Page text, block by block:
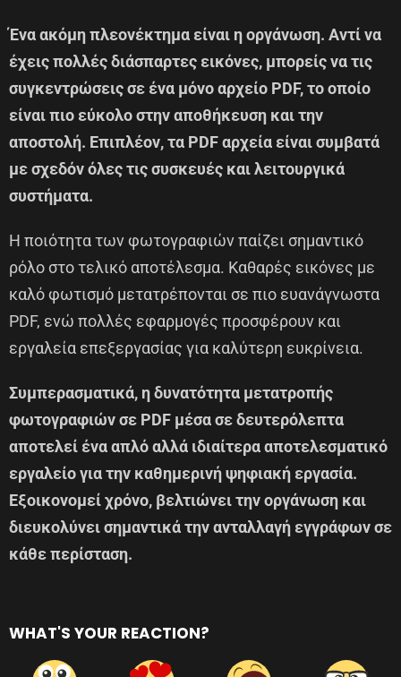
Ένα ακόμη πλεονέκτημα είναι η οργάνωση. Αντί να
έχεις πολλές διάσπαρτες εικόνες, μπορείς να τις
συγκεντρώσεις σε ένα μόνο αρχείο PDF, το οποίο
είναι πιο εύκολο στην αποθήκευση και την
αποστολή. Επιπλέον, τα PDF αρχεία είναι συμβατά
με σχεδόν όλες τις συσκευές και λειτουργικά
συστήματα.
Η ποιότητα των φωτογραφιών παίζει σημαντικό
ρόλο στο τελικό αποτέλεσμα. Καθαρές εικόνες με
καλό φωτισμό μετατρέπονται σε πιο ευανάγνωστα
PDF, ενώ πολλές εφαρμογές προσφέρουν και
εργαλεία επεξεργασίας για καλύτερη ευκρίνεια.
Συμπερασματικά, η δυνατότητα μετατροπής
φωτογραφιών σε PDF μέσα σε δευτερόλεπτα
αποτελεί ένα απλό αλλά ιδιαίτερα αποτελεσματικό
εργαλείο για την καθημερινή ψηφιακή εργασία.
Εξοικονομεί χρόνο, βελτιώνει την οργάνωση και
διευκολύνει σημαντικά την ανταλλαγή εγγράφων σε
κάθε περίσταση.
WHAT'S YOUR REACTION?